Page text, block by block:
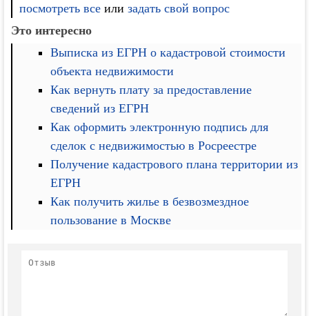
посмотреть все илизадать свой вопрос
Это интересно
Выписка из ЕГРН о кадастровой стоимости
объекта недвижимости
Как вернуть плату за предоставление
сведений из ЕГРН
Как оформить электронную подпись для
сделок с недвижимостью в Росреестре
Получение кадастрового плана территории из
ЕГРН
Как получить жилье в безвозмездное
пользование в Москве